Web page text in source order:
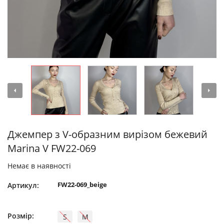
Джемпер з V-образним вирізом бежевий
Marina V FW22-069
Немає в наявності
Артикул: FW22-069_beige
Розмір: S M